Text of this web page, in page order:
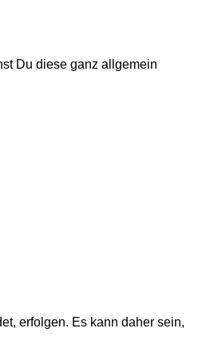
Du diese ganz allgemein
erfolgen. Es kann daher sein,